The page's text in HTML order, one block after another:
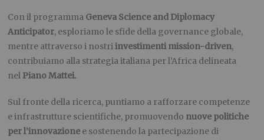
Con il programma Geneva Science and Diplomacy
Anticipator, esploriamo le sfide della governance globale,
mentre attraverso i nostriinvestimenti mission-driven,
contribuiamo alla strategia italiana per l’Africa delineata
nel Piano Mattei.
Sul fronte della ricerca, puntiamo a rafforzare competenze
e infrastrutture scientifiche, promuovendo nuove politiche
per l’innovazione e sostenendo la partecipazione di